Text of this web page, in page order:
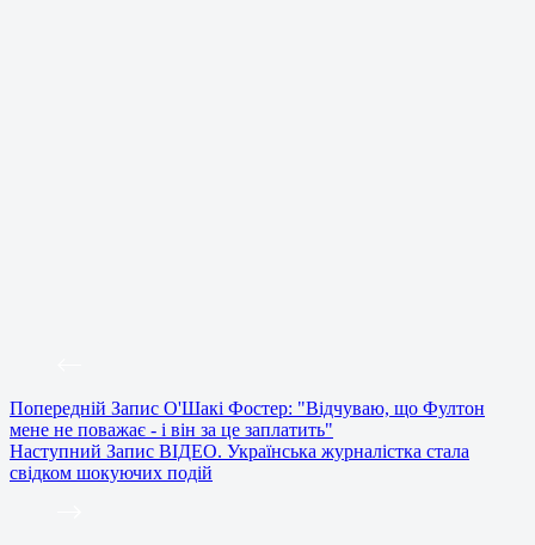
Попередній Запис О'Шакі Фостер: "Відчуваю, що Фултон
мене не поважає - і він за це заплатить"
Наступний Запис ВІДЕО. Українська журналістка стала
свідком шокуючих подій